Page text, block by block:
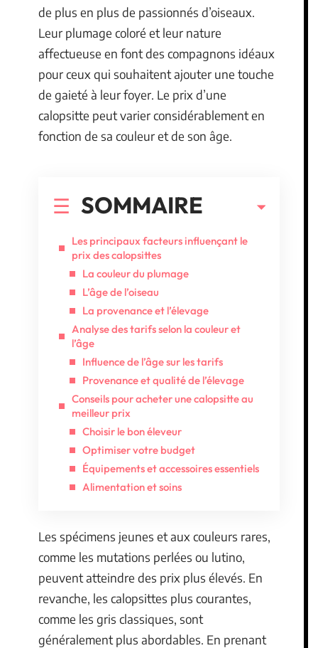
de plus en plus de passionnés d’oiseaux.
Leur plumage coloré et leur nature
affectueuse en font des compagnons idéaux
pour ceux qui souhaitent ajouter une touche
de gaieté à leur foyer. Le prix d’une
calopsitte peut varier considérablement en
fonction de sa couleur et de son âge.
SOMMAIRE
Les principaux facteurs influençant le
prix des calopsittes
La couleur du plumage
L’âge de l’oiseau
La provenance et l’élevage
Analyse des tarifs selon la couleur et
l’âge
Influence de l’âge sur les tarifs
Provenance et qualité de l’élevage
Conseils pour acheter une calopsitte au
meilleur prix
Choisir le bon éleveur
Optimiser votre budget
Équipements et accessoires essentiels
Alimentation et soins
Les spécimens jeunes et aux couleurs rares,
comme les mutations perlées ou lutino,
peuvent atteindre des prix plus élevés. En
revanche, les calopsittes plus courantes,
comme les gris classiques, sont
généralement plus abordables. En prenant